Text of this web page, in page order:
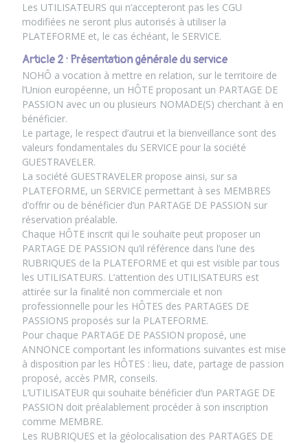
Les UTILISATEURS qui n’accepteront pas les CGU
modifiées ne seront plus autorisés à utiliser la
PLATEFORME et, le cas échéant, le SERVICE.
Article 2 : Présentation générale du service
NOHÔ a vocation à mettre en relation, sur le territoire de
l’Union européenne, un HÔTE proposant un PARTAGE DE
PASSION avec un ou plusieurs NOMADE(S) cherchant à en
bénéficier.
Le partage, le respect d’autrui et la bienveillance sont des
valeurs fondamentales du SERVICE pour la société
GUESTRAVELER.
La société GUESTRAVELER propose ainsi, sur sa
PLATEFORME, un SERVICE permettant à ses MEMBRES
d’offrir ou de bénéficier d’un PARTAGE DE PASSION sur
réservation préalable.
Chaque HÔTE inscrit qui le souhaite peut proposer un
PARTAGE DE PASSION qu’il référence dans l’une des
RUBRIQUES de la PLATEFORME et qui est visible par tous
les UTILISATEURS. L’attention des UTILISATEURS est
attirée sur la finalité non commerciale et non
professionnelle pour les HÔTES des PARTAGES DE
PASSIONS proposés sur la PLATEFORME.
Pour chaque PARTAGE DE PASSION proposé, une
ANNONCE comportant les informations suivantes est mise
à disposition par les HÔTES : lieu, date, partage de passion
proposé, accès PMR, conseils.
L’UTILISATEUR qui souhaite bénéficier d’un PARTAGE DE
PASSION doit préalablement procéder à son inscription
comme MEMBRE.
Les RUBRIQUES et la géolocalisation des PARTAGES DE